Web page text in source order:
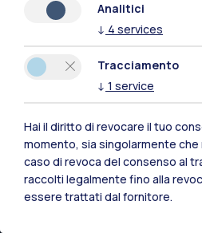
Polimi Community
Tutti i siti dell’ecosistema
Residenze
Analitici
↓ 4 services
Tracciamento
↓ 1 service
Hai il diritto di revocare il tuo
momento, sia singolarmente che
caso di revoca del consenso al
raccolti legalmente fino alla
essere trattati dal fornitore.